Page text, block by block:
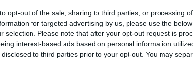
opt-out of the sale, sharing to third parties, or processing
for targeted advertising by us, please use the
selection. Please note that after your opt-out request is
interest-based ads based on personal information
disclosed to third parties prior to your opt-out. You may
sviluppando il suo fiuto eccezionale.
media e il primo cane cieco in Italia ad
la ricerca di persone scomparse in superficie
salvataggio della Protezione Civile.